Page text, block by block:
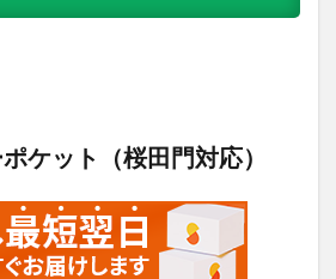
ケット（桜田門対応）